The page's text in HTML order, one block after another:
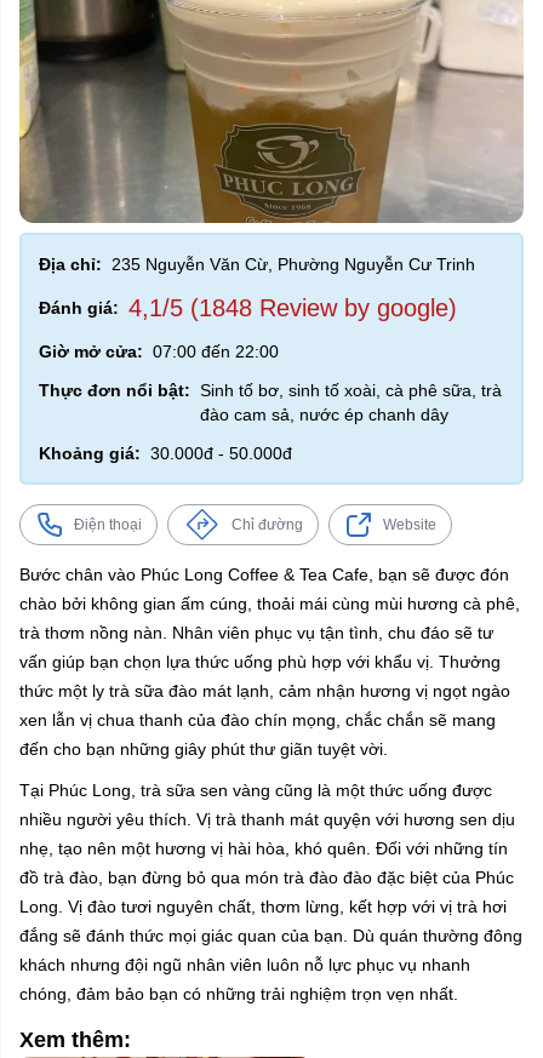
Địa chỉ: 235 Nguyễn Văn Cừ, Phường Nguyễn Cư Trinh
Đánh giá: 4,1/5 (1848 Review by google)
Giờ mở cửa: 07:00 đến 22:00
Thực đơn nổi bật: Sinh tố bơ, sinh tố xoài, cà phê sữa, trà
đào cam sả, nước ép chanh dây
Khoảng giá: 30.000đ - 50.000đ
Điện thoại Chỉ đường Website
Bước chân vào Phúc Long Coffee & Tea Cafe, bạn sẽ được đón
chào bởi không gian ấm cúng, thoải mái cùng mùi hương cà phê,
trà thơm nồng nàn. Nhân viên phục vụ tận tình, chu đáo sẽ tư
vấn giúp bạn chọn lựa thức uống phù hợp với khẩu vị. Thưởng
thức một ly trà sữa đào mát lạnh, cảm nhận hương vị ngọt ngào
xen lẫn vị chua thanh của đào chín mọng, chắc chắn sẽ mang
đến cho bạn những giây phút thư giãn tuyệt vời.
Tại Phúc Long, trà sữa sen vàng cũng là một thức uống được
nhiều người yêu thích. Vị trà thanh mát quyện với hương sen dịu
nhẹ, tạo nên một hương vị hài hòa, khó quên. Đối với những tín
đồ trà đào, bạn đừng bỏ qua món trà đào đào đặc biệt của Phúc
Long. Vị đào tươi nguyên chất, thơm lừng, kết hợp với vị trà hơi
đắng sẽ đánh thức mọi giác quan của bạn. Dù quán thường đông
khách nhưng đội ngũ nhân viên luôn nỗ lực phục vụ nhanh
chóng, đảm bảo bạn có những trải nghiệm trọn vẹn nhất.
Xem thêm: